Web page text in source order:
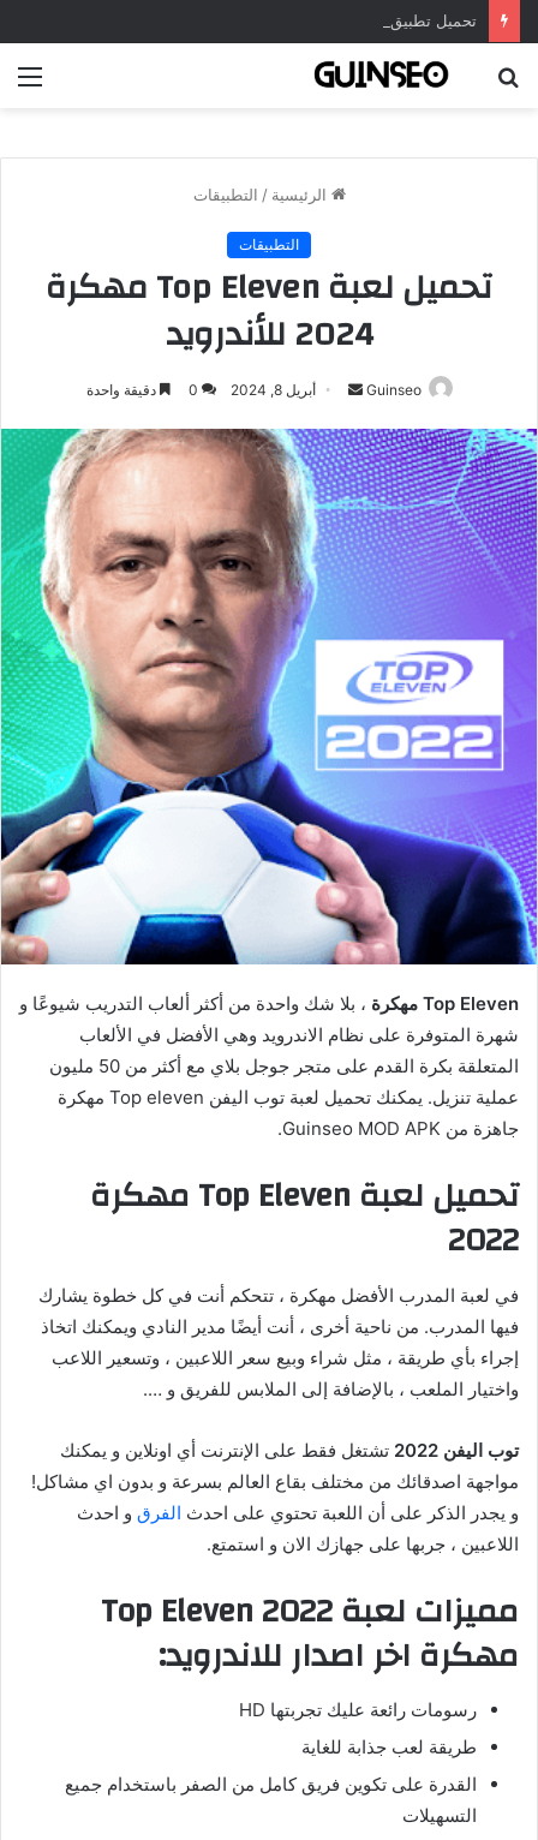
الرئيسية / التطبيقات
التطبيقات
تحميل لعبة Top Eleven مهكرة
2024 للأندرويد
Guinseo
أرسل
إلكترونيا
أبريل 8, 2024 0 دقيقة واحدة
Top Eleven مهكرة
، بلا شك واحدة من أكثر ألعاب التدريب شيوعًا و
شهرة المتوفرة على نظام الاندرويد وهي الأفضل في الألعاب
المتعلقة بكرة القدم على متجر جوجل بلاي مع أكثر من 50 مليون
عملية تنزيل. يمكنك تحميل لعبة توب اليفن Top eleven مهكرة
جاهزة من Guinseo MOD APK.
تحميل لعبة Top Eleven مهكرة
2022
في لعبة المدرب الأفضل مهكرة ، تتحكم أنت في كل خطوة يشارك
فيها المدرب. من ناحية أخرى ، أنت أيضًا مدير النادي ويمكنك اتخاذ
إجراء بأي طريقة ، مثل شراء وبيع سعر اللاعبين ، وتسعير اللاعب
واختيار الملعب ، بالإضافة إلى الملابس للفريق و ….
توب اليفن 2022
تشتغل فقط على الإنترنت أي اونلاين و يمكنك
مواجهة اصدقائك من مختلف بقاع العالم بسرعة و بدون اي مشاكل!
و يجدر الذكر على أن اللعبة تحتوي على احدث الفرق و احدث
اللاعبين ، جربها على جهازك الان و استمتع.
مميزات لعبة Top Eleven 2022
مهكرة اخر اصدار للاندرويد:
رسومات رائعة عليك تجربتها HD
طريقة لعب جذابة للغاية
القدرة على تكوين فريق كامل من الصفر باستخدام جميع
التسهيلات